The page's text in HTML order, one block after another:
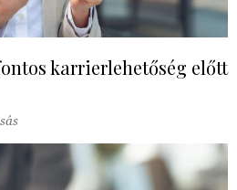
karrierlehetőség előtt